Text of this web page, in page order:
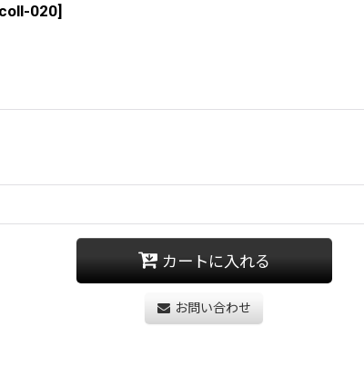
020]
カートに入れる
お問い合わせ